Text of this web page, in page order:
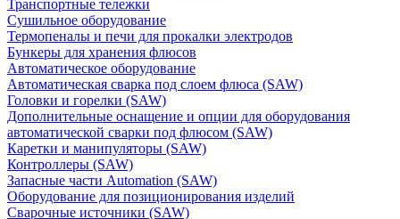
Транспортные тележки
Сушильное оборудование
Термопеналы и печи для прокалки электродов
Бункеры для хранения флюсов
Автоматическое оборудование
Автоматическая сварка под слоем флюса (SAW)
Головки и горелки (SAW)
Дополнительные оснащение и опции для оборудования
автоматической сварки под флюсом (SAW)
Каретки и манипуляторы (SAW)
Контроллеры (SAW)
Запасные части Automation (SAW)
Оборудование для позиционирования изделий
Сварочные источники (SAW)